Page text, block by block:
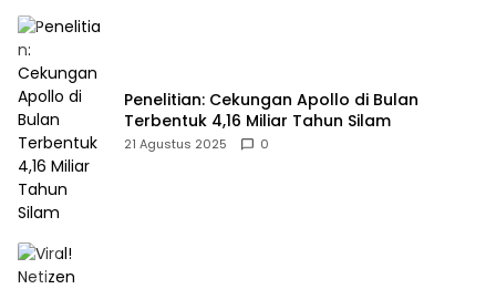
Penelitian: Cekungan Apollo di Bulan
Terbentuk 4,16 Miliar Tahun Silam
21 Agustus 2025 0